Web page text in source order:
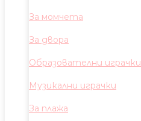
За момчета
За двора
Образователни играчки
Музикални играчки
За плажа